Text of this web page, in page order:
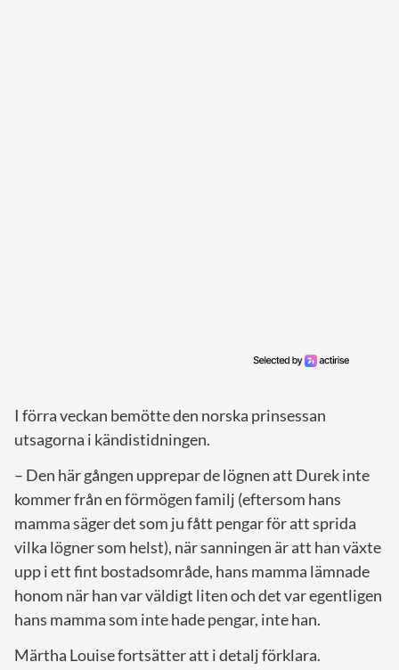
I förra veckan bemötte den norska prinsessan
utsagorna i kändistidningen.
– Den här gången upprepar de lögnen att Durek inte
kommer från en förmögen familj (eftersom hans
mamma säger det som ju fått pengar för att sprida
vilka lögner som helst), när sanningen är att han växte
upp i ett fint bostadsområde, hans mamma lämnade
honom när han var väldigt liten och det var egentligen
hans mamma som inte hade pengar, inte han.
Märtha Louise fortsätter att i detalj förklara.